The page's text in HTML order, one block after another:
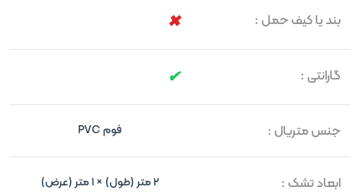
بند یا کیف حمل :
گارانتی :
جنس متریال : فوم PVC
ابعاد تشک : ۲ متر (طول) × ۱ متر (عرض)